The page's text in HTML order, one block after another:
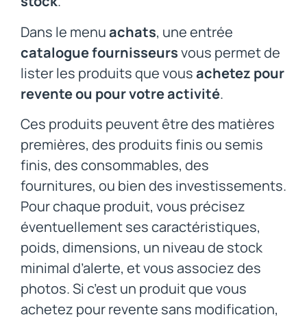
Dans le menuachats, une entrée
catalogue fournisseursvous permet de
lister les produits que vousachetez pour
revente ou pour votre activité.
Ces produits peuvent être des matières
premières, des produits finis ou semis
finis, des consommables, des
fournitures, ou bien des investissements.
Pour chaque produit, vous précisez
éventuellement ses caractéristiques,
poids, dimensions, un niveau de stock
minimal d’alerte, et vous associez des
photos. Si c’est un produit que vous
achetez pour revente sans modification,